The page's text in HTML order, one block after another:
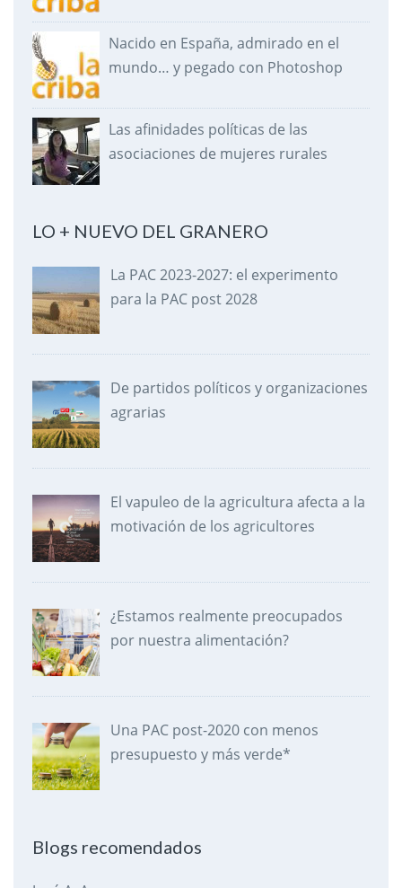
Nacido en España, admirado en el
mundo… y pegado con Photoshop
Las afinidades políticas de las
asociaciones de mujeres rurales
LO + NUEVO DEL GRANERO
La PAC 2023-2027: el experimento
para la PAC post 2028
De partidos políticos y organizaciones
agrarias
El vapuleo de la agricultura afecta a la
motivación de los agricultores
¿Estamos realmente preocupados
por nuestra alimentación?
Una PAC post-2020 con menos
presupuesto y más verde*
Blogs recomendados